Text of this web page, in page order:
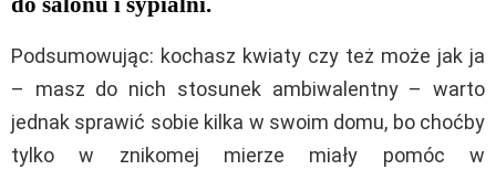
Podsumowując: kochasz kwiaty czy też może jak ja
– masz do nich stosunek ambiwalentny – warto
jednak sprawić sobie kilka w swoim domu, bo choćby
tylko w znikomej mierze miały pomóc w